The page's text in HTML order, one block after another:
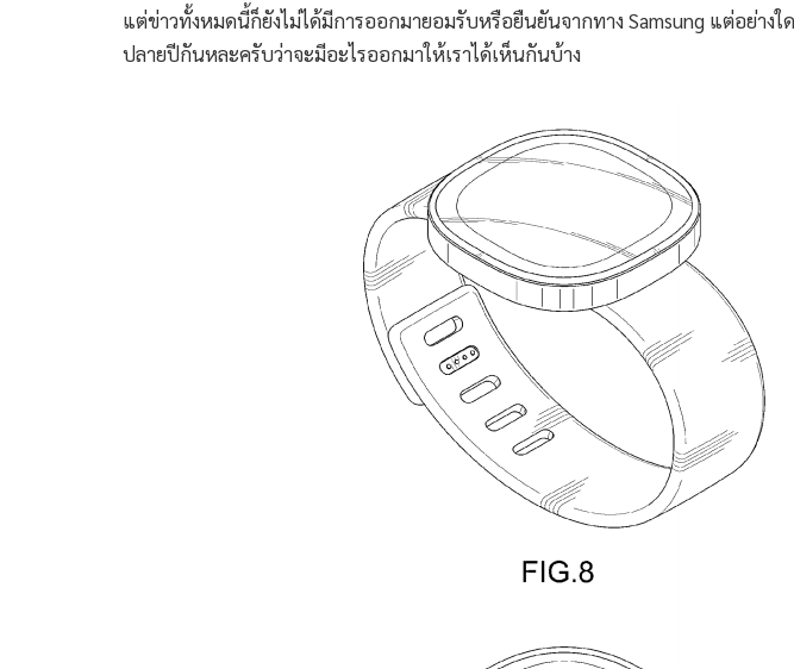
แต่ข่าวทั้งหมดนี้ก็ยังไม่ได้มีการออกมายอมรับหรือยืนยันจากทาง Samsung แต่อย่างใ
ปลายปีกันหละครับว่าจะมีอะไรออกมาให้เราได้เห็นกันบ้าง